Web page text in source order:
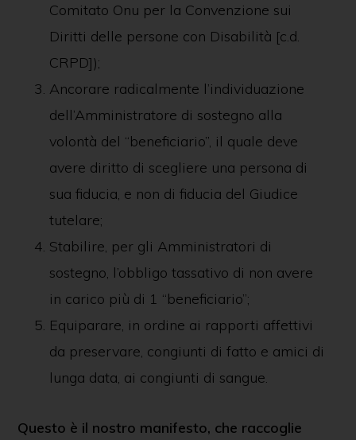
Comitato Onu per la Convenzione sui
Diritti delle persone con Disabilità [c.d.
CRPD]);
Ancorare radicalmente l’individuazione
dell’Amministratore di sostegno alla
volontà del “beneficiario”, il quale deve
avere diritto di scegliere una persona di
sua fiducia, e non di fiducia del Giudice
tutelare;
Stabilire, per gli Amministratori di
sostegno, l’obbligo tassativo di non avere
in carico più di 1 “beneficiario”;
Equiparare, in ordine ai rapporti affettivi
da preservare, congiunti di fatto e amici di
lunga data, ai congiunti di sangue.
Questo è il nostro manifesto, che raccoglie